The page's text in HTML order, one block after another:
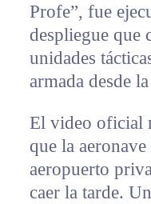
Profe”, fue
despliegue que
unidades
armada desde
El video oficial
que la
aeropuerto
caer la tarde.